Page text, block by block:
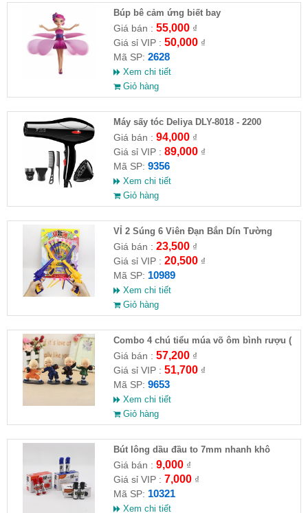
​Búp bê cảm ứng biết bay
Giá bán : 55,000₫
Giá sỉ VIP : 50,000₫
Mã SP: 2628
Xem chi tiết
Giỏ hàng
Máy sấy tóc Deliya DLY-8018 - 2200
Giá bán : 94,000₫
Giá sỉ VIP : 89,000₫
Mã SP: 9356
Xem chi tiết
Giỏ hàng
VỈ 2 Súng 6 Viên Đạn Bắn Dín Tường
Giá bán : 23,500₫
Giá sỉ VIP : 20,500₫
Mã SP: 10989
Xem chi tiết
Giỏ hàng
Combo 4 chú tiểu múa võ ôm bình rượu (
HĐ )
Giá bán : 57,200₫
Giá sỉ VIP : 51,700₫
Mã SP: 9653
Xem chi tiết
Giỏ hàng
Bút lông dầu đầu to 7mm nhanh khô
Giá bán : 9,000₫
Giá sỉ VIP : 7,000₫
Mã SP: 10321
Xem chi tiết